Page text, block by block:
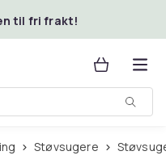
til fri frakt!
Støvsugere